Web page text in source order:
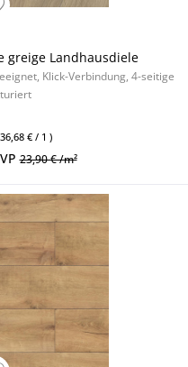
greige Landhausdiele
Klick-Verbindung, 4-seitige
€ / 1 )
23,90 € /m²